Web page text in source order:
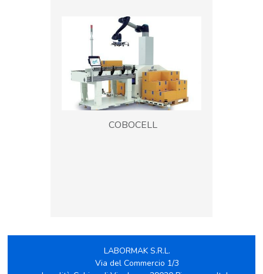
COBOCELL
LABORMAK S.R.L.
Via del Commercio 1/3